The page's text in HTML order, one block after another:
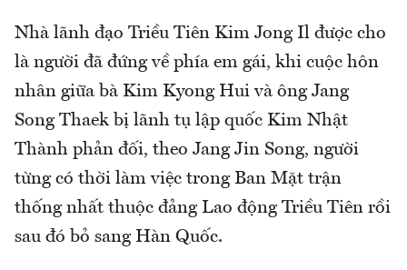
Nhà lãnh đạo Triều Tiên Kim Jong Il được cho
là người đã đứng về phía em gái, khi cuộc hôn
nhân giữa bà Kim Kyong Hui và ông Jang
Song Thaek bị lãnh tụ lập quốc Kim Nhật
Thành phản đối, theo Jang Jin Song, người
từng có thời làm việc trong Ban Mặt trận
thống nhất thuộc đảng Lao động Triều Tiên rồi
sau đó bỏ sang Hàn Quốc.